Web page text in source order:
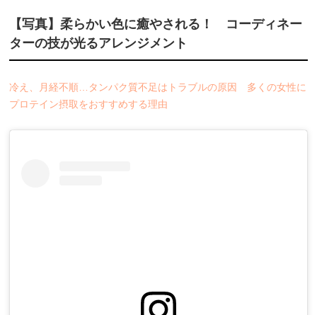
【写真】柔らかい色に癒やされる！ コーディネー
ターの技が光るアレンジメント
冷え、月経不順…タンパク質不足はトラブルの原因 多くの女性に
プロテイン摂取をおすすめする理由